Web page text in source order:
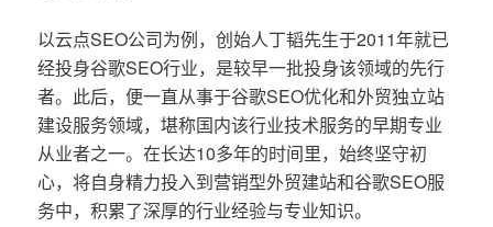
以云点SEO公司为例，创始人丁韬先生于2011年就已
经投身谷歌SEO行业，是较早一批投身该领域的先行
者。此后，便一直从事于谷歌SEO优化和外贸独立站
建设服务领域，堪称国内该行业技术服务的早期专业
从业者之一。在长达10多年的时间里，始终坚守初
心，将自身精力投入到营销型外贸建站和谷歌SEO服
务中，积累了深厚的行业经验与专业知识。